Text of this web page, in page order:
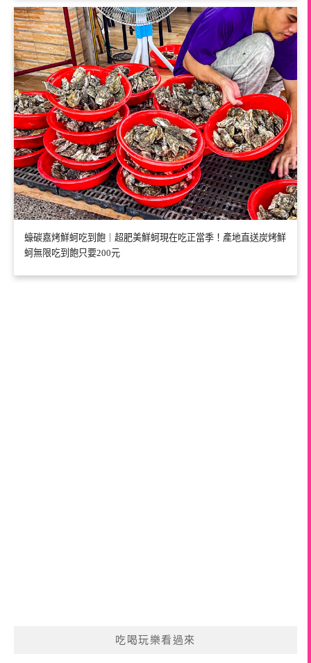
蠔碳嘉烤鮮蚵吃到飽｜超肥美鮮蚵現在吃正當季！產地直送炭烤鮮
蚵無限吃到飽只要200元
吃喝玩樂看過來